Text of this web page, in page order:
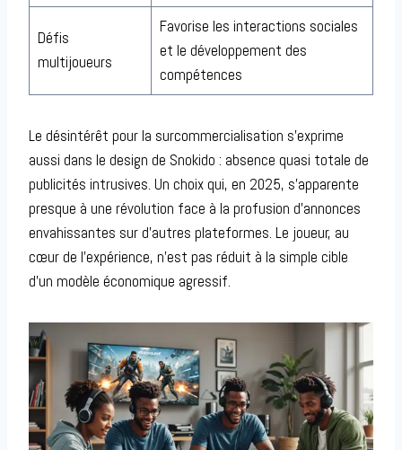
Défis
multijoueurs
Favorise les interactions sociales
et le développement des
compétences
Le désintérêt pour la surcommercialisation s’exprime
aussi dans le design de Snokido : absence quasi totale de
publicités intrusives. Un choix qui, en 2025, s’apparente
presque à une révolution face à la profusion d’annonces
envahissantes sur d’autres plateformes. Le joueur, au
cœur de l’expérience, n’est pas réduit à la simple cible
d’un modèle économique agressif.